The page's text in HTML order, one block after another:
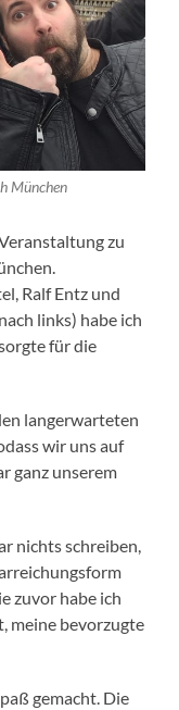
München
zu
Ralf Entz und
links) habe ich
für die
langerwarteten
wir uns auf
ganz unserem
nichts schreiben,
zuvor habe ich
meine bevorzugte
gemacht. Die